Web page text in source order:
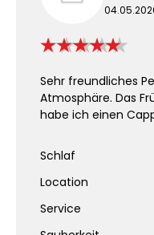
Sehr freundliches
Atmosphäre. Das
habe ich einen
Schlaf
Location
Service